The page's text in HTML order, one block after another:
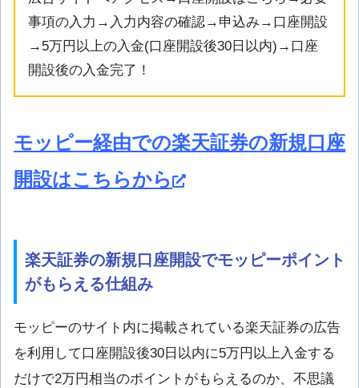
事項の入力→入力内容の確認→申込み→口座開設
→5万円以上の入金(口座開設後30日以内)→口座
開設後の入金完了！
モッピー経由での楽天証券の新規口座
開設はこちらから
楽天証券の新規口座開設でモッピーポイント
がもらえる仕組み
モッピーのサイト内に掲載されている楽天証券の広告
を利用して口座開設後30日以内に5万円以上入金する
だけで2万円相当のポイントがもらえるのか、不思議